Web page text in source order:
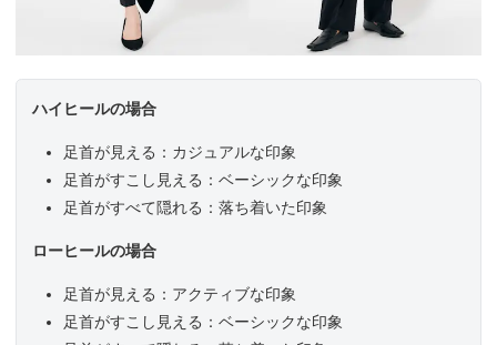
ハイヒールの場合
足首が見える：カジュアルな印象
足首がすこし見える：ベーシックな印象
足首がすべて隠れる：落ち着いた印象
ローヒールの場合
足首が見える：アクティブな印象
足首がすこし見える：ベーシックな印象